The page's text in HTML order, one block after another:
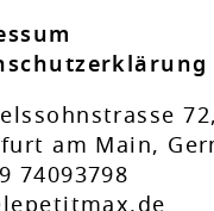
am Main,
74093798